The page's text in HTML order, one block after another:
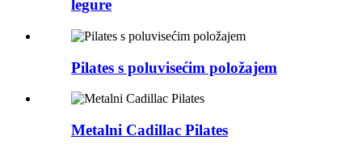
legure
Pilates s poluvisećim položajem
Metalni Cadillac Pilates